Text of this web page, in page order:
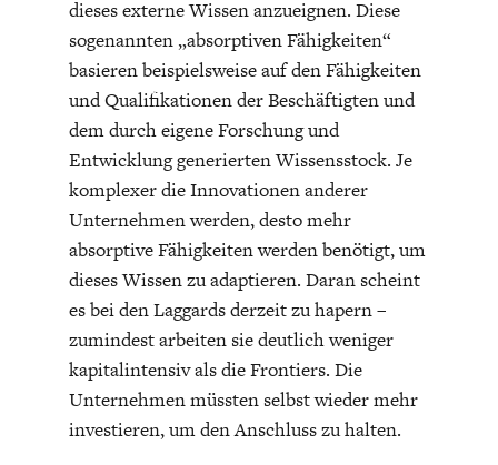
dieses externe Wissen anzueignen. Diese
sogenannten „absorptiven Fähigkeiten“
basieren beispielsweise auf den Fähigkeiten
und Qualifikationen der Beschäftigten und
dem durch eigene Forschung und
Entwicklung generierten Wissensstock. Je
komplexer die Innovationen anderer
Unternehmen werden, desto mehr
absorptive Fähigkeiten werden benötigt, um
dieses Wissen zu adaptieren. Daran scheint
es bei den Laggards derzeit zu hapern –
zumindest arbeiten sie deutlich weniger
kapitalintensiv als die Frontiers. Die
Unternehmen müssten selbst wieder mehr
investieren, um den Anschluss zu halten.